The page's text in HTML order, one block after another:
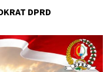
DPRD